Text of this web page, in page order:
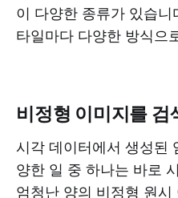
이 다양한 종류가 있습
타일마다 다양한 방식으
비정형 이미지를 검
시각 데이터에서 생성된
양한 일 중 하나는 바로
엄청난 양의 비정형 원